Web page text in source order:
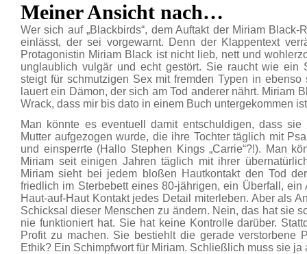
Meiner Ansicht nach…
Wer sich auf „Blackbirds“, dem Auftakt der Miriam
einlässt, der sei vorgewarnt. Denn der Klappentext
Protagonistin Miriam Black ist nicht lieb, nett und
unglaublich vulgär und echt gestört. Sie raucht wie ein
steigt für schmutzigen Sex mit fremden Typen in
lauert ein Dämon, der sich am Tod anderer nährt. Miriam
Wrack, dass mir bis dato in einem Buch untergekommen
Man könnte es eventuell damit entschuldigen, dass
Mutter aufgezogen wurde, die ihre Tochter täglich mit
und einsperrte (Hallo Stephen Kings „Carrie“?!). Man
Miriam seit einigen Jahren täglich mit ihrer
Miriam sieht bei jedem bloßen Hautkontakt den Tod
friedlich im Sterbebett eines 80-jährigen, ein Überfall,
Haut-auf-Haut Kontakt jedes Detail miterleben. Aber als
Schicksal dieser Menschen zu ändern. Nein, das hat sie
nie funktioniert hat. Sie hat keine Kontrolle darüber.
Profit zu machen. Sie bestiehlt die gerade verstorbene
Ethik? Ein Schimpfwort für Miriam. Schließlich muss sie